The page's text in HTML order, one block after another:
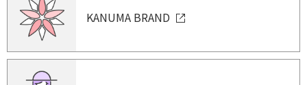
KANUMA BRAND